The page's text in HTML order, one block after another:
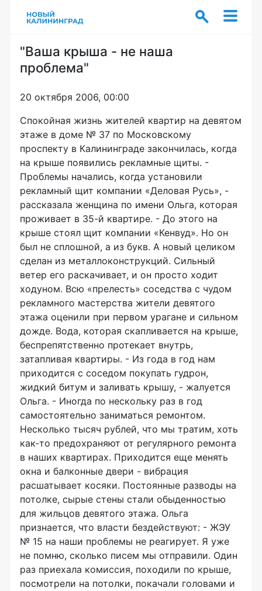
"Ваша крыша - не наша
проблема"
20 октября 2006, 00:00
Спокойная жизнь жителей квартир на девятом
этаже в доме № 37 по Московскому
проспекту в Калининграде закончилась, когда
на крыше появились рекламные щиты. -
Проблемы начались, когда установили
рекламный щит компании «Деловая Русь», -
рассказала женщина по имени Ольга, которая
проживает в 35-й квартире. - До этого на
крыше стоял щит компании «Кенвуд». Но он
был не сплошной, а из букв. А новый целиком
сделан из металлоконструкций. Сильный
ветер его раскачивает, и он просто ходит
ходуном. Всю «прелесть» соседства с чудом
рекламного мастерства жители девятого
этажа оценили при первом урагане и сильном
дожде. Вода, которая скапливается на крыше,
беспрепятственно протекает внутрь,
затапливая квартиры. - Из года в год нам
приходится с соседом покупать гудрон,
жидкий битум и заливать крышу, - жалуется
Ольга. - Иногда по нескольку раз в год
самостоятельно заниматься ремонтом.
Несколько тысяч рублей, что мы тратим, хоть
как-то предохраняют от регулярного ремонта
в наших квартирах. Приходится еще менять
окна и балконные двери - вибрация
расшатывает косяки. Постоянные разводы на
потолке, сырые стены стали обыденностью
для жильцов девятого этажа. Ольга
признается, что власти бездействуют: - ЖЭУ
№ 15 на наши проблемы не реагирует. Я уже
не помню, сколько писем мы отправили. Один
раз приехала комиссия, походили по крыше,
посмотрели на потолки, покачали головами и